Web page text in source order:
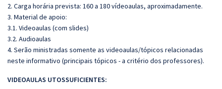
2. Carga horária prevista: 160 a 180 vídeoaulas, aproximadamente.
3. Material de apoio:
3.1. Videoaulas (com slides)
3.2. Audioaulas
4. Serão ministradas somente as videoaulas/tópicos relacionadas
neste informativo (principais tópicos - a critério dos professores).
VIDEOAULAS UTOSSUFICIENTES: